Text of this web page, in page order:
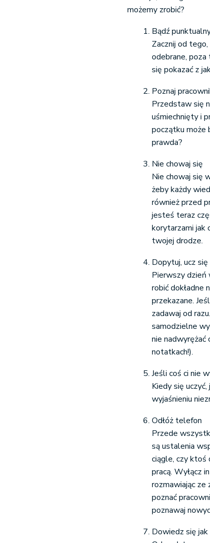
możemy zrobić?
Bądź
Zacznij od
odebrane,
się pokazać z
Poznaj
Przedstaw się
uśmiechnięty i
początku może
prawda?
Nie chowaj się
Nie chowaj się
żeby każdy
również przed
jesteś teraz
korytarzami jak
twojej drodze.
Dopytuj, ucz się
Pierwszy dzień
robić dokładne
przekazane.
zadawaj od
samodzielne
nie
notatkach!).
Jeśli coś ci nie
Kiedy się
wyjaśnieniu
Odłóż telefon
Przede
są ustalenia
ciągle, czy ktoś
pracą. Wyłącz
rozmawiając ze
poznać
poznawaj
Dowiedz się